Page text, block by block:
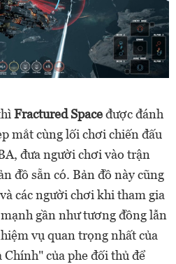
Fractured Spaceđược đánh
mắt cùng lối chơi chiến đấu
đưa người chơi vào trận
đồ sẵn có. Bản đồ này cũng
các người chơi khi tham gia
gần như tương đồng lẫn
vụ quan trọng nhất của
Chính" của phe đối thủ để